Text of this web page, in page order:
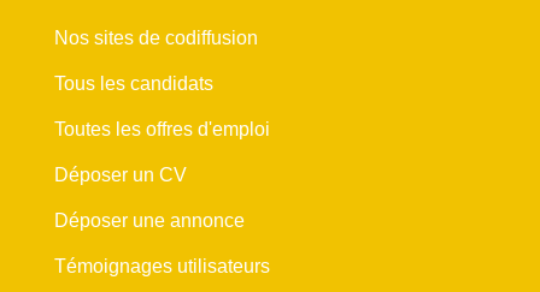
Nos sites de codiffusion
Tous les candidats
Toutes les offres d'emploi
Déposer un CV
Déposer une annonce
Témoignages utilisateurs